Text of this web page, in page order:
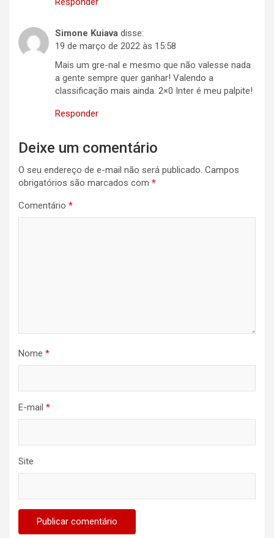
Simone Kuiava disse:
19 de março de 2022 às 15:58
Mais um gre-nal e mesmo que não valesse nada
a gente sempre quer ganhar! Valendo a
classificação mais ainda. 2×0 Inter é meu palpite!
Responder
Deixe um comentário
O seu endereço de e-mail não será publicado. Campos
obrigatórios são marcados com *
Comentário *
Nome *
E-mail *
Site